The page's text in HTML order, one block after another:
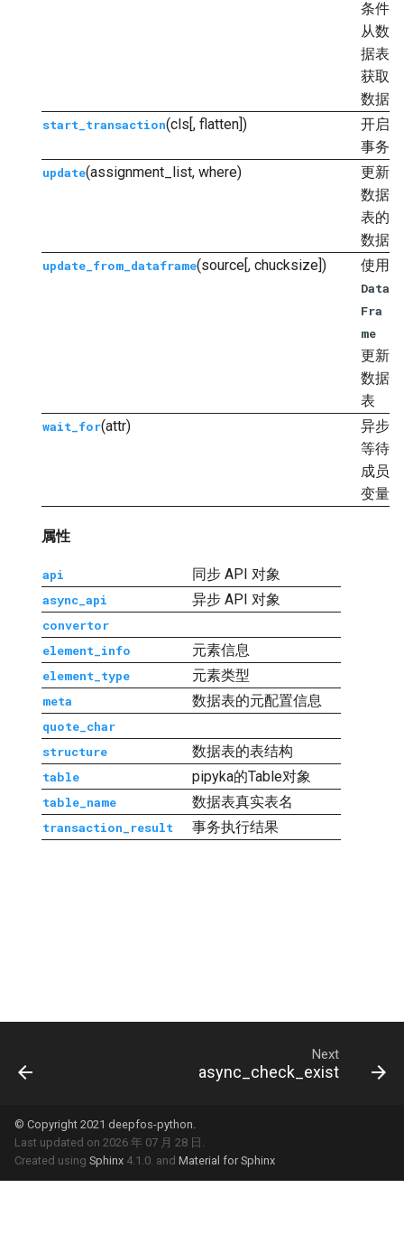
条件
从数
据表
获取
数据
start_transaction(cls[, flatten])
开启
事务
update(assignment_list, where)
更新
数据
表的
数据
update_from_dataframe(source[, chucksize]) 使用
Data
Fra
me
更新
数据
表
wait_for(attr)
异步
等待
成员
变量
属性
api 同步 API 对象
async_api 异步 API 对象
convertor
element_info
元素信息
element_type 元素类型
meta 数据表的元配置信息
quote_char
structure
数据表的表结构
table pipyka的Table对象
table_name 数据表真实表名
transaction_result 事务执行结果
Next
async_check_exist
© Copyright 2021 deepfos-python.
Last updated on 2026 年 07 月 28 日.
Created using Sphinx 4.1.0. and Material for Sphinx